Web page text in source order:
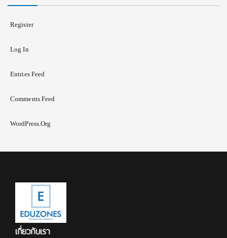
Register
Log In
Entries Feed
Comments Feed
WordPress.org
เกี่ยวกับเรา